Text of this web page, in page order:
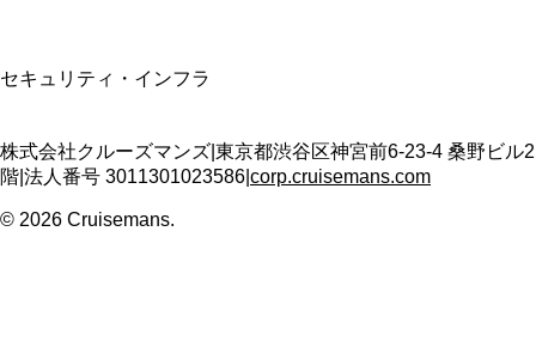
セキュリティ・インフラ
株式会社クルーズマンズ 東京都渋谷区神宮前6-23-4 桑野ビル2
階 法人番号 3011301023586 corp.cruisemans.com
© 2026 Cruisemans.